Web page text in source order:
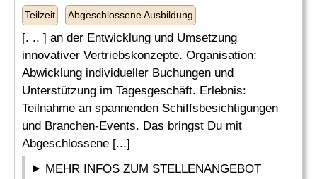
Teilzeit Abgeschlossene Ausbildung
[. .. ] an der Entwicklung und Umsetzung
innovativer Vertriebskonzepte. Organisation:
Abwicklung individueller Buchungen und
Unterstützung im Tagesgeschäft. Erlebnis:
Teilnahme an spannenden Schiffsbesichtigungen
und Branchen-Events. Das bringst Du mit
Abgeschlossene [...]
MEHR INFOS ZUM STELLENANGEBOT